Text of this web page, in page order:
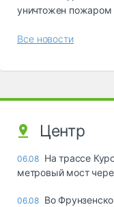
уничтожен пожаром
Все новости
Центр
06.08 На трассе
метровый мост
06.08 Во